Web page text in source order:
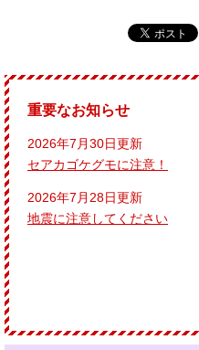
重要なお知らせ
2026年7月30日更新
セアカゴケグモに注意！
2026年7月28日更新
地震に注意してください